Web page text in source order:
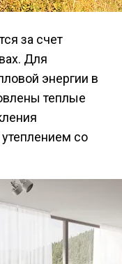
за счет
Для
энергии в
теплые
со